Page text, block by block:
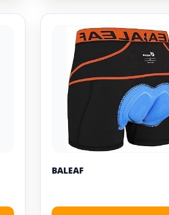
BALEAF